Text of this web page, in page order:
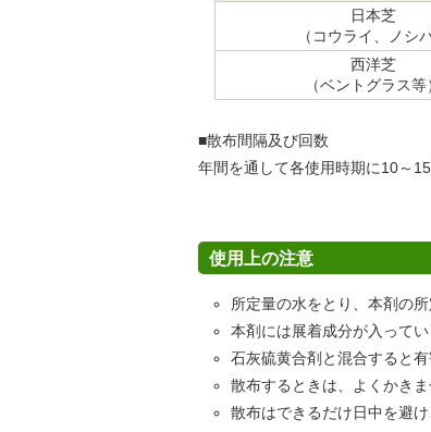
日本芝
（コウライ、ノシバ
西洋芝
（ベントグラス等
■散布間隔及び回数
年間を通して各使用時期に10～
使用上の注意
所定量の水をとり、本剤の
本剤には展着成分が入って
石灰硫黄合剤と混合すると
散布するときは、よくかきま
散布はできるだけ日中を避け